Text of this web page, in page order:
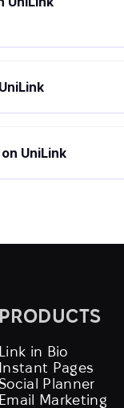
UniLink
PRODUCTS
Link in Bio
Instant Pages
Social Planner
Email Marketing